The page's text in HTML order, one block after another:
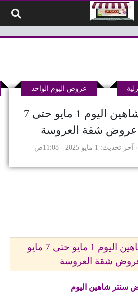
عروض سنتر شاهين اليوم 1 مايو حتى 7
عروض اليوم الواحد
آخر تحديث 1 مايو 2025 - 11:08ص
عروض سنتر شاهين اليوم 1 مايو حتى 7 مايو
سنتر شاهين اليوم